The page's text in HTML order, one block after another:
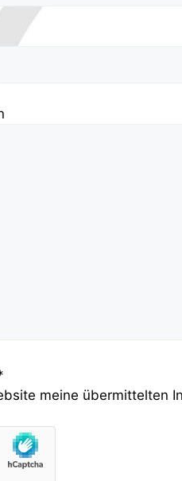
meine übermittelten